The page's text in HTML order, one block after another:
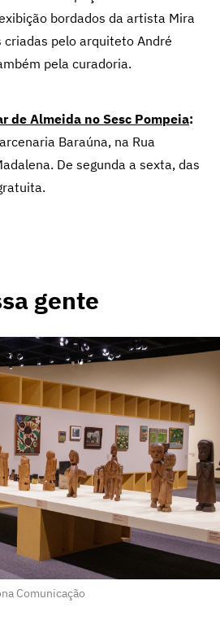
bordados da artista Mira
criadas pelo arquiteto André
pela curadoria.
de Almeida no Sesc Pompeia:
Baraúna, na Rua
De segunda a sexta, das
gente
Comunicação